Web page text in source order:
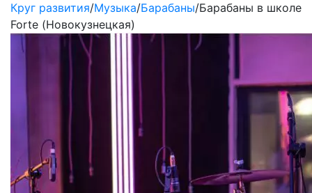
Круг развития/Музыка/Барабаны/Барабаны в школе
Forte (Новокузнецкая)